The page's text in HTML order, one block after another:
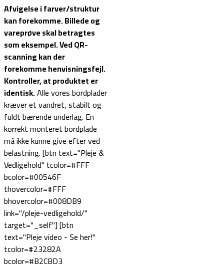
Afvigelse i farver/struktur
kan forekomme. Billede og
vareprøve skal betragtes
som eksempel.Ved QR-
scanning kan der
forekomme henvisningsfejl.
Kontroller, at produktet er
identisk.Alle vores bordplader
kræver et vandret, stabilt og
fuldt bærende underlag. En
korrekt monteret bordplade
må ikke kunne give efter ved
belastning. [btn text="Pleje &
Vedligehold" tcolor=#FFF
bcolor=#00546F
thovercolor=#FFF
bhovercolor=#008DB9
link="/pleje-vedligehold/"
target="_self"] [btn
text="Pleje video - Se her!"
tcolor=#23282A
bcolor=#B2CBD3